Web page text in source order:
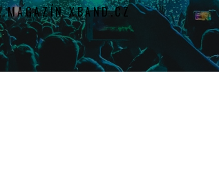
MAGAZÍN XBAND.CZ